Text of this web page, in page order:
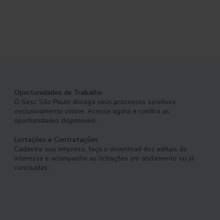
Oportunidades de Trabalho
O Sesc São Paulo divulga seus processos seletivos
exclusivamente online. Acesse agora e confira as
oportunidades disponíveis.
Licitações e Contratações
Cadastre sua empresa, faça o download dos editais de
interesse e acompanhe as licitações em andamento ou já
concluídas.